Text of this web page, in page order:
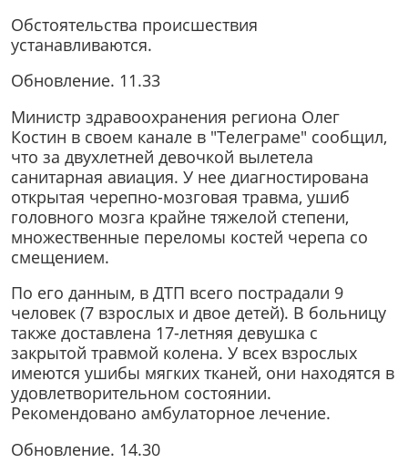
Обстоятельства происшествия
устанавливаются.
Обновление. 11.33
Министр здравоохранения региона Олег
Костин в своем канале в "Телеграме" сообщил,
что за двухлетней девочкой вылетела
санитарная авиация. У нее диагностирована
открытая черепно-мозговая травма, ушиб
головного мозга крайне тяжелой степени,
множественные переломы костей черепа со
смещением.
По его данным, в ДТП всего пострадали 9
человек (7 взрослых и двое детей). В больницу
также доставлена 17-летняя девушка с
закрытой травмой колена. У всех взрослых
имеются ушибы мягких тканей, они находятся в
удовлетворительном состоянии.
Рекомендовано амбулаторное лечение.
Обновление. 14.30